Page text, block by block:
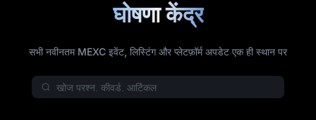
घोषणा केंद्र
सभी नवीनतम MEXC इवेंट, लिस्टिंग और प्लेटफ़ॉर्म अपडेट एक ही स्थान पर